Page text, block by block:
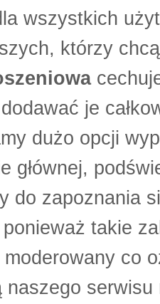
wszystkich
którzy
je
dużo opcji
głównej,
do zapoznania
ponieważ takie
co
naszego